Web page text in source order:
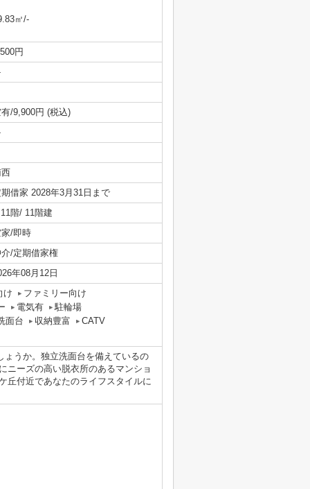
㎡/-
円
/9,900円 (税込)
借家 2028年3月31日まで
階/ 11階建
/即時
/定期借家権
年08月12日
け
ファミリー向け
電気有
駐輪場
面台
収納豊富 CATV
うか。独立洗面台を備えているの
ニーズの高い脱衣所のあるマンショ
丘付近であなたのライフスタイルに